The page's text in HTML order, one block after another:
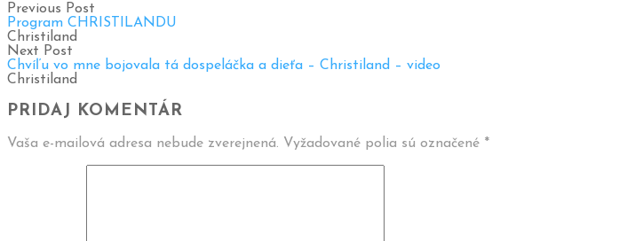
Previous Post
Program CHRISTILANDU
Christiland
Next Post
Chvíľu vo mne bojovala tá dospeláčka a dieťa – Christiland – video
Christiland
PRIDAJ KOMENTÁR
Vaša e-mailová adresa nebude zverejnená. Vyžadované polia sú označené *